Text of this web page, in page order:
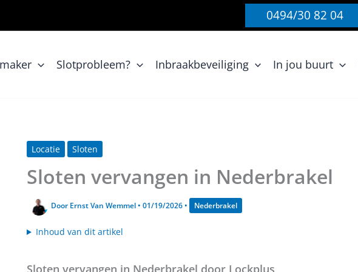
0494/30 82 04
Slotprobleem? Inbraakbeveiliging In jou buurt
Locatie Sloten
Sloten vervangen in Nederbrakel
Door Ernst Van Wemmel• 01/19/2026• Nederbrakel
Inhoud van dit artikel
Sloten vervangen in Nederbrakel door Lockplus